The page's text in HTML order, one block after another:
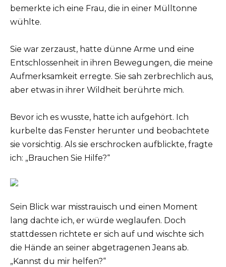
bemerkte ich eine Frau, die in einer Mülltonne
wühlte.
Sie war zerzaust, hatte dünne Arme und eine
Entschlossenheit in ihren Bewegungen, die meine
Aufmerksamkeit erregte. Sie sah zerbrechlich aus,
aber etwas in ihrer Wildheit berührte mich.
Bevor ich es wusste, hatte ich aufgehört. Ich
kurbelte das Fenster herunter und beobachtete
sie vorsichtig. Als sie erschrocken aufblickte, fragte
ich: „Brauchen Sie Hilfe?“
Sein Blick war misstrauisch und einen Moment
lang dachte ich, er würde weglaufen. Doch
stattdessen richtete er sich auf und wischte sich
die Hände an seiner abgetragenen Jeans ab.
„Kannst du mir helfen?“